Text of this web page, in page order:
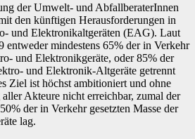
der Umwelt- und AbfallberaterInnen
den künftigen Herausforderungen in
und Elektronikaltgeräten (EAG). Laut
mindestens 65% der in Verkehr
und Elektronikgeräte, oder 85% der
und Elektronik-Altgeräte getrennt
Ziel ist höchst ambitioniert und ohne
Akteure nicht erreichbar, zumal der
der in Verkehr gesetzten Masse der
lag.